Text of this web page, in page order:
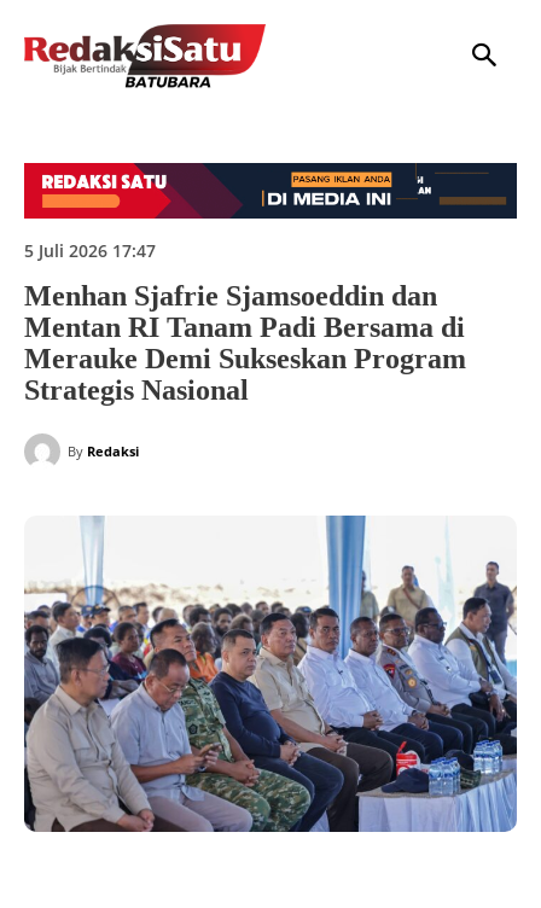
5 Juli 2026 17:47
Menhan Sjafrie Sjamsoeddin dan
Mentan RI Tanam Padi Bersama di
Merauke Demi Sukseskan Program
Strategis Nasional
By Redaksi